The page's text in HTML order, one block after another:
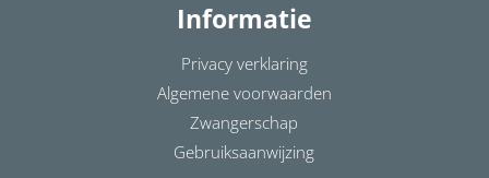
Informatie
Privacy verklaring
Algemene voorwaarden
Zwangerschap
Gebruiksaanwijzing